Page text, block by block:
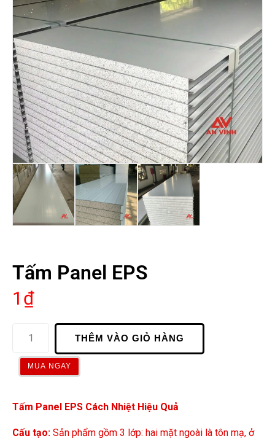
Tấm Panel EPS
1 ₫
THÊM VÀO GIỎ HÀNG
MUA NGAY
Tấm Panel EPS Cách Nhiệt Hiệu Quả
Cấu tạo: Sản phẩm gồm 3 lớp: hai mặt ngoài là tôn mạ, ở